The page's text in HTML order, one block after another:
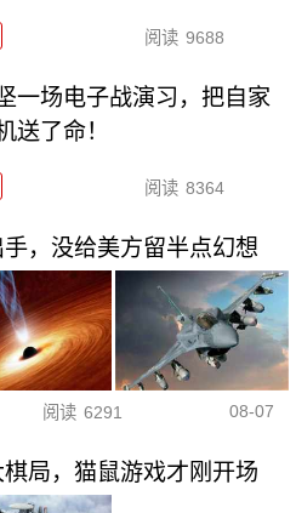
阅读 9688
一场电子战演习，把自家
送了命！
阅读 8364
，没给美方留半点幻想
阅读 6291 08-07
局，猫鼠游戏才刚开场